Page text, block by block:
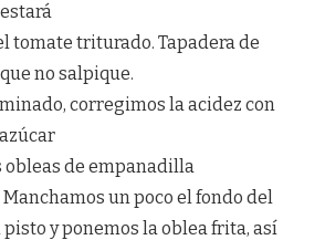
tomate triturado. Tapadera de
no salpique.
corregimos la acidez con
obleas de empanadilla
un poco el fondo del
y ponemos la oblea frita, así